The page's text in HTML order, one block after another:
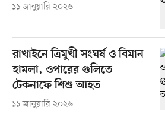
১১ জানুয়ারি ২০২৬
রাখাইনে ত্রিমুখী সংঘর্ষ ও বিমান
হামলা, ওপারের গুলিতে
টেকনাফে শিশু আহত
১১ জানুয়ারি ২০২৬